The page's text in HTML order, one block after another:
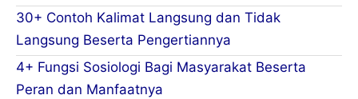
30+ Contoh Kalimat Langsung dan Tidak
Langsung Beserta Pengertiannya
4+ Fungsi Sosiologi Bagi Masyarakat Beserta
Peran dan Manfaatnya